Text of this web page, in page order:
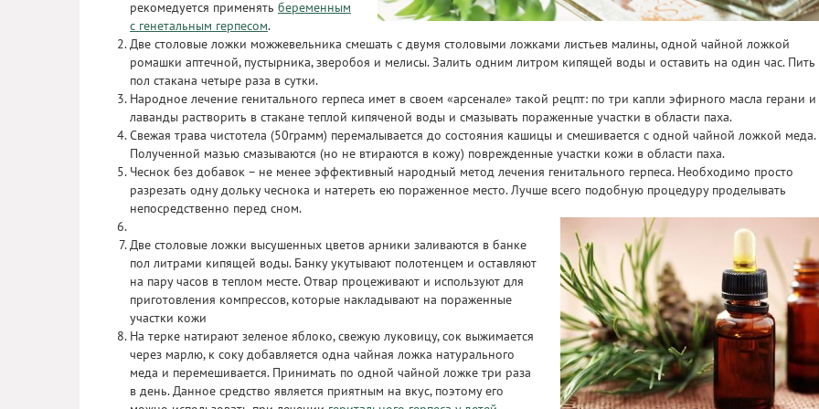
рекомедуется применять беременным
с генетальным герпесом.
Две столовые ложки можжевельника смешать с двумя столовыми ложками листьев малины, одной чайной ложкой
ромашки аптечной, пустырника, зверобоя и мелисы. Залить одним литром кипящей воды и оставить на один час. Пить
пол стакана четыре раза в сутки.
Народное лечение генитального герпеса имет в своем «арсенале» такой рецпт: по три капли эфирного масла герани и
лаванды растворить в стакане теплой кипяченой воды и смазывать пораженные участки в области паха.
Свежая трава чистотела (50грамм) перемалывается до состояния кашицы и смешивается с одной чайной ложкой меда.
Полученной мазью смазываются (но не втираются в кожу) поврежденные участки кожи в области паха.
Чеснок без добавок – не менее эффективный народный метод лечения генитального герпеса. Необходимо просто
разрезать одну дольку чеснока и натереть ею пораженное место. Лучше всего подобную процедуру проделывать
непосредственно перед сном.
Две столовые ложки высушенных цветов арники заливаются в банке
пол литрами кипящей воды. Банку укутывают полотенцем и оставляют
на пару часов в теплом месте. Отвар процеживают и используют для
приготовления компрессов, которые накладывают на пораженные
участки кожи
На терке натирают зеленое яблоко, свежую луковицу, сок выжимается
через марлю, к соку добавляется одна чайная ложка натурального
меда и перемешивается. Принимать по одной чайной ложке три раза
в день. Данное средство является приятным на вкус, поэтому его